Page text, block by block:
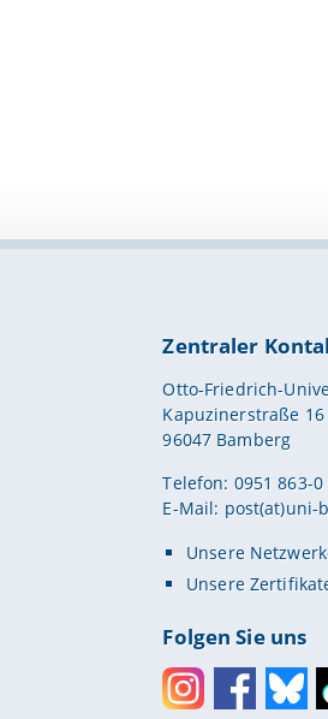
Zentraler
Otto-Friedrich-
Kapuzinerstraße 16
96047 Bamberg
Telefon: 0951 863-0
E-Mail: post(at)uni-
Unsere
Unsere
Folgen Sie uns